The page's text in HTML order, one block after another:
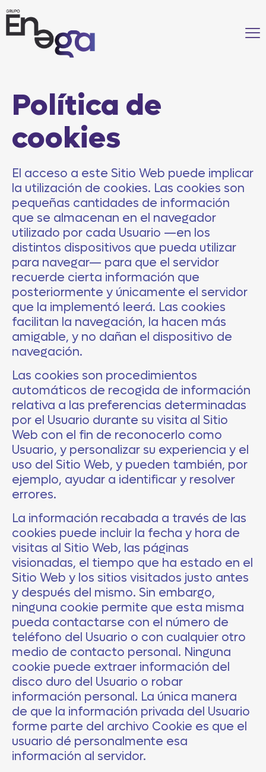
Política de
cookies
El acceso a este Sitio Web puede implicar
la utilización de cookies. Las cookies son
pequeñas cantidades de información
que se almacenan en el navegador
utilizado por cada Usuario —en los
distintos dispositivos que pueda utilizar
para navegar— para que el servidor
recuerde cierta información que
posteriormente y únicamente el servidor
que la implementó leerá. Las cookies
facilitan la navegación, la hacen más
amigable, y no dañan el dispositivo de
navegación.
Las cookies son procedimientos
automáticos de recogida de información
relativa a las preferencias determinadas
por el Usuario durante su visita al Sitio
Web con el fin de reconocerlo como
Usuario, y personalizar su experiencia y el
uso del Sitio Web, y pueden también, por
ejemplo, ayudar a identificar y resolver
errores.
La información recabada a través de las
cookies puede incluir la fecha y hora de
visitas al Sitio Web, las páginas
visionadas, el tiempo que ha estado en el
Sitio Web y los sitios visitados justo antes
y después del mismo. Sin embargo,
ninguna cookie permite que esta misma
pueda contactarse con el número de
teléfono del Usuario o con cualquier otro
medio de contacto personal. Ninguna
cookie puede extraer información del
disco duro del Usuario o robar
información personal. La única manera
de que la información privada del Usuario
forme parte del archivo Cookie es que el
usuario dé personalmente esa
información al servidor.